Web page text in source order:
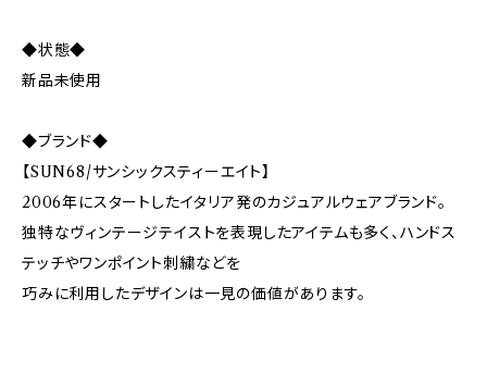
◆状態◆
新品未使用
◆ブランド◆
【SUN68/サンシックスティーエイト】
2006年にスタートしたイタリア発のカジュアルウェアブランド。
独特なヴィンテージテイストを表現したアイテムも多く、ハンドス
テッチやワンポイント刺繍などを
巧みに利用したデザインは一見の価値があります。